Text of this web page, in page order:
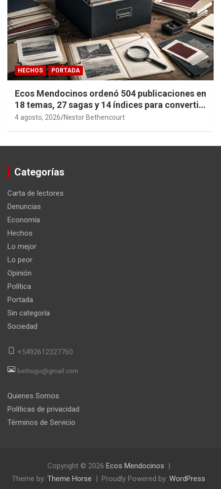
HECHOS PORTADA
Ecos Mendocinos ordenó 504 publicaciones en
18 temas, 27 sagas y 14 índices para convertir
años de investigación en memoria pública
4 agosto, 2026 Nestor Bethencourt
Categorías
Carta de lectores
Denuncias
Economía
Hechos
Lo mejor
Lo peor
Opinión
Política
Portada
Sin categoría
Sociedad
+5492612327760
bethugo@gmail.com
Quienes Somos
Políticas de privacidad
Términos de Servicio
Copyright © 2026 Ecos Mendocinos
Theme by: Theme Horse Proudly Powered by: WordPress